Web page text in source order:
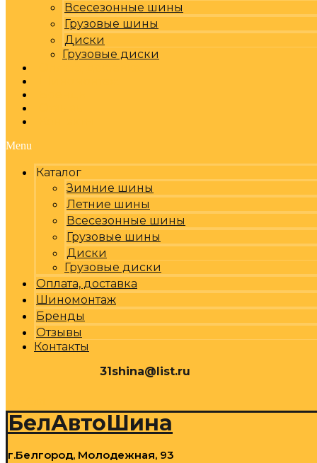
Всесезонные шины
Грузовые шины
Диски
Грузовые диски
Menu
Каталог
Зимние шины
Летние шины
Всесезонные шины
Грузовые шины
Диски
Грузовые диски
Оплата, доставка
Шиномонтаж
Бренды
Отзывы
Контакты
31shina@list.ru
БелАвтоШина
г.Белгород, Молодежная, 93